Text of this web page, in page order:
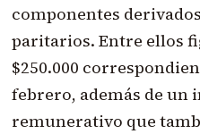
componentes
paritarios. Entre ellos
$250.000
febrero, además de un
remunerativo que